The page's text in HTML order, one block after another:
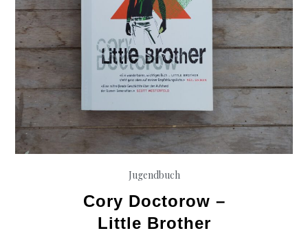
Jugendbuch
Cory Doctorow –
Little Brother